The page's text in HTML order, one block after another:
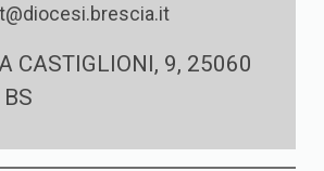
CASTIGLIONI, 9, 25060
BS